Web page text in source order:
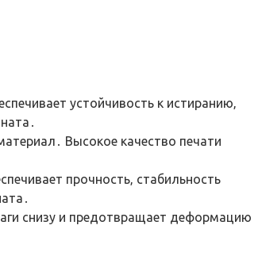
устойчивость к истиранию‚
Высокое качество печати
прочность‚ стабильность
снизу и предотвращает деформацию